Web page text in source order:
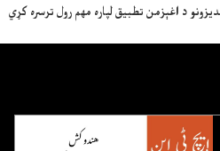
د اغېزمن تطبیق لپاره مهم رول ترسره کړي